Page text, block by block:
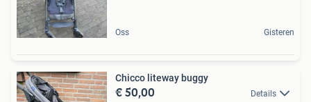
Oss Gisteren
Chicco liteway buggy
€ 50,00 Details